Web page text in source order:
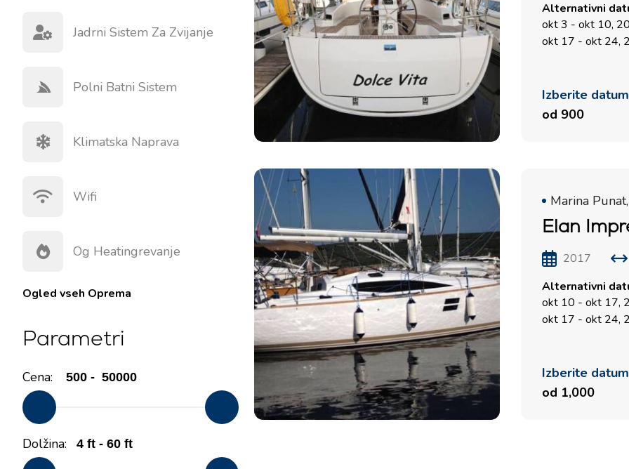
Alternativni
okt 3 - okt 10,
okt 17 - okt 24,
Izberite
od 900
Marina
Elan
2017
Alternativni
okt 10 - okt 17,
okt 17 - okt 24,
Izberite
od 1,000
Jadrni Sistem Za Zvijanje
Polni Batni Sistem
Klimatska Naprava
Wifi
Og Heatingrevanje
Ogled vseh Oprema
Parametri
Cena:
Dolžina: